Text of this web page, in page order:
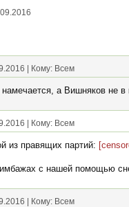
| Кому: Всем
а Вишняков не в
| Кому: Всем
из правящих партий:
с нашей помощью
| Кому: Всем